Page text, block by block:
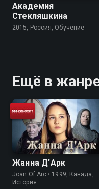
Академия
Стекляшкина
2015, Россия, Обучение
Ещё в
Жанна Д'Арк
Joan Of Arc • 1999, Канада,
История